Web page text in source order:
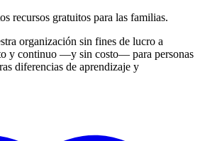
recursos gratuitos para las familias.
organización sin fines de lucro a
y continuo —y sin costo— para personas
diferencias de aprendizaje y